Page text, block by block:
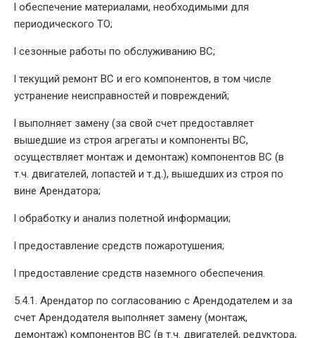
l обеспечение материалами, необходимыми для
периодического ТО;
l сезонные работы по обслуживанию ВС;
l текущий ремонт ВС и его компонентов, в том числе
устранение неисправностей и повреждений;
l выполняет замену (за свой счет предоставляет
вышедшие из строя агрегаты и компоненты ВС,
осуществляет монтаж и демонтаж) компонентов ВС (в
т.ч. двигателей, лопастей и т.д.), вышедших из строя по
вине Арендатора;
l обработку и анализ полетной информации;
l предоставление средств пожаротушения;
l предоставление средств наземного обеспечения.
5.4.1. Арендатор по согласованию с Арендодателем и за
счет Арендодателя выполняет замену (монтаж,
демонтаж) компонентов ВС (в т.ч. двигателей, редуктора,